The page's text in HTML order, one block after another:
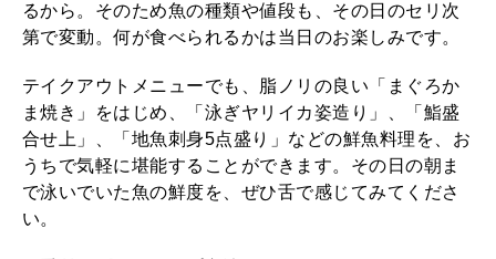
るから。そのため魚の種類や値段も、その日のセリ次
第で変動。何が食べられるかは当日のお楽しみです。
テイクアウトメニューでも、脂ノリの良い「まぐろか
ま焼き」をはじめ、「泳ぎヤリイカ姿造り」、「鮨盛
合せ上」、「地魚刺身5点盛り」などの鮮魚料理を、お
うちで気軽に堪能することができます。その日の朝ま
で泳いでいた魚の鮮度を、ぜひ舌で感じてみてくださ
い。